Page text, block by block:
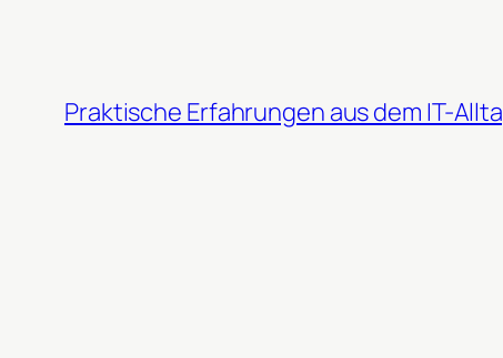
Praktische Erfahrungen aus dem IT-